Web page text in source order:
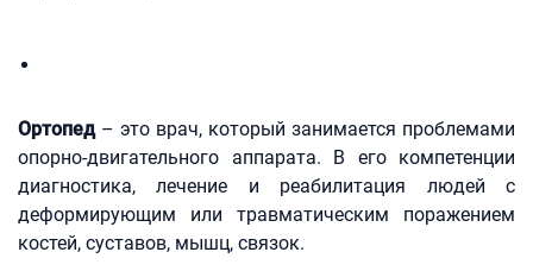
Ортопед– это врач, который занимается проблемами
опорно-двигательного аппарата. В его компетенции
диагностика, лечение и реабилитация людей с
деформирующим или травматическим поражением
костей, суставов, мышц, связок.